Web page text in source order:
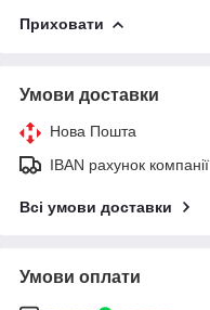
Приховати
Умови доставки
Нова Пошта
IBAN рахунок компанії
Всі умови доставки
Умови оплати